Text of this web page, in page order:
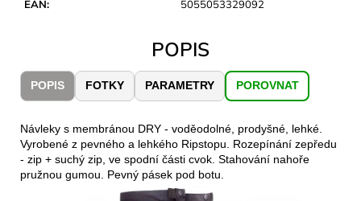
EAN: 5055053329092
POPIS
POPIS FOTKY PARAMETRY POROVNAT
Návleky s membránou DRY - voděodolné, prodyšné, lehké.
Vyrobené z pevného a lehkého Ripstopu. Rozepínání zepředu
- zip + suchý zip, ve spodní části cvok. Stahování nahoře
pružnou gumou. Pevný pásek pod botu.
HLINÍK
FUTURA
1500
MODRÁ
379
Kč